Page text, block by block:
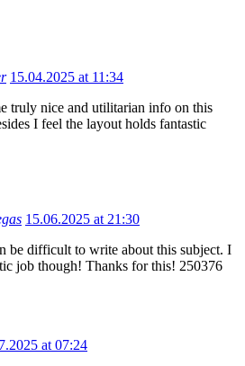
15.04.2025 at 11:34
truly nice and utilitarian info on this
I feel the layout holds fantastic
15.06.2025 at 21:30
be difficult to write about this subject. I
job though! Thanks for this! 250376
at 07:24